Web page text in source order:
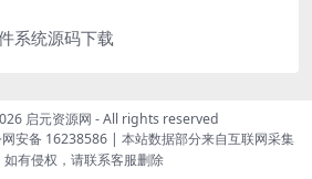
系统源码下载
启元资源网 - All rights reserved
安备 16238586| 本站数据部分来自互联网采集
如有侵权，请联系客服删除